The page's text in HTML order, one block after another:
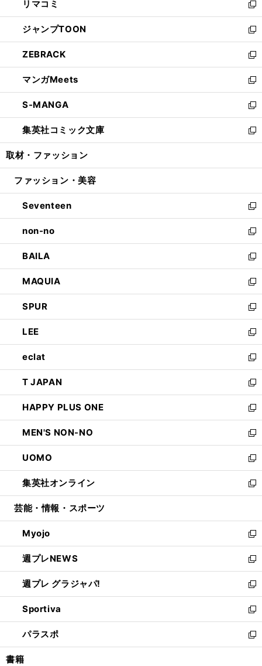
で
開
く
ド
ウ
で
開
く
ィ
ン
ド
ウ
で
開
く
い
ウ
ィ
ン
ド
ウ
で
開
く
リマコミ
新
し
い
ウ
ィ
ン
ド
ウ
で
開
く
ジャンプTOON
新
し
い
ウ
ィ
ン
ド
ウ
で
開
ZEBRACK
新
し
い
ウ
ィ
ン
ド
ウ
開
マンガMeets
新
し
い
ウ
ィ
ン
ウ
開
く
S-MANGA
新
し
い
ウ
ン
ウ
で
開
く
集英社コミック文庫
新
し
ウ
ン
ド
ウ
で
開
く
取材・ファッション
ファッション・美容
Seventeen
新
し
い
ウ
ィ
ン
ド
ウ
で
開
く
non-no
新
し
い
ウ
ィ
ン
ド
ウ
で
開
く
BAILA
新
し
い
ウ
ィ
ン
ド
ウ
で
開
く
MAQUIA
新
し
い
ウ
ィ
ン
ド
ウ
で
開
く
SPUR
新
し
い
ウ
ィ
ン
ド
ウ
で
開
く
LEE
新
し
い
ウ
ィ
ン
ド
ウ
で
開
く
eclat
新
し
い
ウ
ィ
ン
ド
ウ
で
開
く
T JAPAN
新
し
い
ウ
ィ
ン
ド
ウ
で
開
HAPPY PLUS ONE
新
し
い
ウ
ィ
ン
ド
ウ
開
く
MEN'S NON-NO
新
し
い
ウ
ィ
ン
ウ
で
開
く
UOMO
新
し
い
ウ
ン
ド
ウ
で
開
く
集英社オンライン
新
し
ウ
ィ
ン
ド
ウ
で
開
く
芸能・情報・スポーツ
Myojo
新
し
い
ウ
ィ
ン
ド
ウ
で
開
週プレNEWS
新
し
い
ウ
ィ
ン
ド
ウ
週プレ グラジャパ!
新
し
い
ウ
ィ
ン
Sportiva
新
し
い
ウ
パラスポ
新
し
書籍